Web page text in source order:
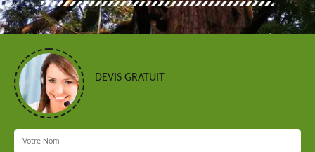
DEVIS GRATUIT